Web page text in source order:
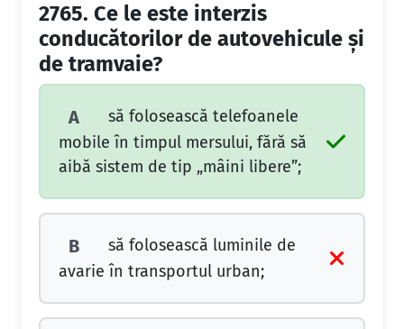
2765. Ce le este interzis
conducătorilor de autovehicule şi
de tramvaie?
A
să folosească telefoanele
mobile în timpul mersului, fără să
aibă sistem de tip „mâini libere”;
B
să folosească luminile de
avarie în transportul urban;